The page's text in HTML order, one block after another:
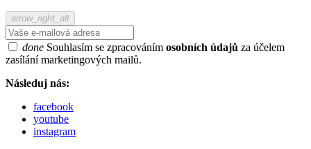
arrow_right_alt
done Souhlasím se zpracováním osobních údajů za účelem
zasílání marketingových mailů.
Následuj nás:
facebook
youtube
instagram